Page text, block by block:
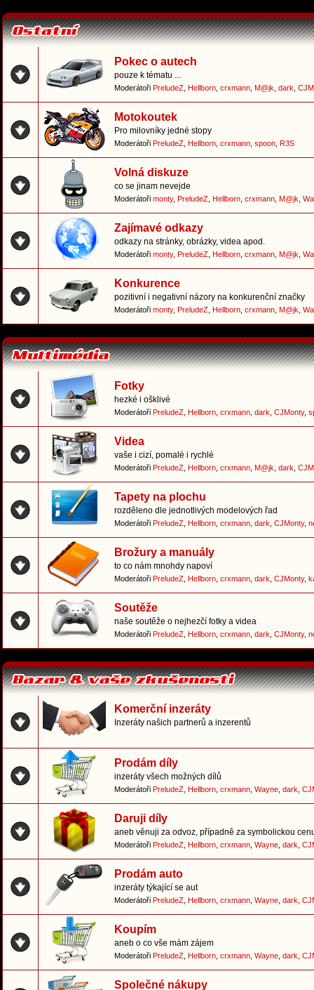
Pokec o autech
pouze k tématu ...
Moderátoři PreludeZ Hellborn crxmann M@jk dark
Motokoutek
Pro milovníky jedné stopy
Moderátoři PreludeZ Hellborn crxmann spoon R3S
Volná diskuze
co se jinam nevejde
Moderátoři monty, PreludeZ Hellborn crxmann M@jk
Zajímavé odkazy
odkazy na stránky, obrázky, videa apod.
Moderátoři monty, PreludeZ Hellborn crxmann M@jk
Konkurence
pozitivní i negativní názory na konkurenční značky
Moderátoři monty, PreludeZ Hellborn crxmann M@jk
Fotky
hezké i ošklivé
Moderátoři PreludeZ Hellborn crxmann dark CJMonty,
Videa
vaše i cizí, pomalé i rychlé
Moderátoři PreludeZ Hellborn crxmann M@jk dark
Tapety na plochu
rozděleno dle jednotlivých modelových řad
Moderátoři PreludeZ Hellborn crxmann dark CJMonty,
Brožury a manuály
to co nám mnohdy napoví
Moderátoři PreludeZ Hellborn crxmann dark CJMonty,
Soutěže
naše soutěže o nejhezčí fotky a videa
Moderátoři PreludeZ Hellborn crxmann dark CJMonty,
Komerční inzeráty
Inzeráty našich partnerů a inzerentů
Prodám díly
inzeráty všech možných dílů
Moderátoři PreludeZ Hellborn crxmann Wayne dark
Daruji díly
aneb věnuji za odvoz, případně za symbolickou
Moderátoři PreludeZ Hellborn crxmann Wayne dark
Prodám auto
inzeráty týkající se aut
Moderátoři PreludeZ Hellborn crxmann Wayne dark
Koupím
aneb o co vše mám zájem
Moderátoři PreludeZ Hellborn crxmann Wayne dark
Společné nákupy